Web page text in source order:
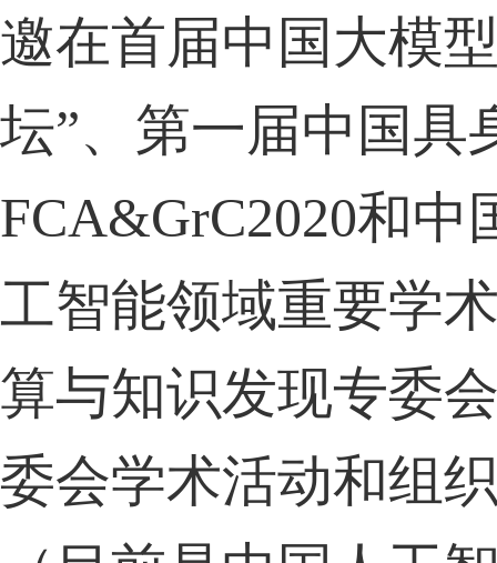
邀在首届中国大模
坛”、第一届中国具
FCA&GrC2020和中
工智能领域重要学
算与知识发现专委
委会学术活动和组